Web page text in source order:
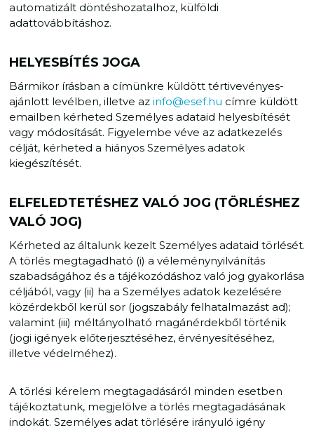
automatizált döntéshozatalhoz, külföldi
adattovábbításhoz.
HELYESBÍTÉS JOGA
Bármikor írásban a címünkre küldött tértivevényes-
ajánlott levélben, illetve az info@esef.hu címre küldött
emailben kérheted Személyes adataid helyesbítését
vagy módosítását. Figyelembe véve az adatkezelés
célját, kérheted a hiányos Személyes adatok
kiegészítését.
ELFELEDTETÉSHEZ VALÓ JOG (TÖRLÉSHEZ
VALÓ JOG)
Kérheted az általunk kezelt Személyes adataid törlését.
A törlés megtagadható (i) a véleménynyilvánítás
szabadságához és a tájékozódáshoz való jog gyakorlása
céljából, vagy (ii) ha a Személyes adatok kezelésére
közérdekből kerül sor (jogszabály felhatalmazást ad);
valamint (iii) méltányolható magánérdekből történik
(jogi igények előterjesztéséhez, érvényesítéséhez,
illetve védelméhez).
A törlési kérelem megtagadásáról minden esetben
tájékoztatunk, megjelölve a törlés megtagadásának
indokát. Személyes adat törlésére irányuló igény